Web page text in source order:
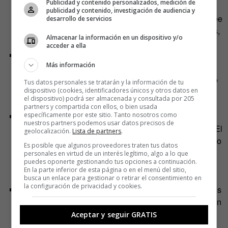
reconocido del Ojo Turco. Representa laprotección
contra las energías negativas y el mal de ojo
. Se cree
que el azul absorbe y neutraliza las malas vibraciones,
protegiendo a quien lo lleva de la envidia y los celos.
Rojo
motivación. El rojo es el color de la pasión y la
determinación, y se dice que quien lleva un Ojo Turco
rojo tiene un espíritu indomable y una voluntad
inquebrantable.
Verde: Este color está íntimamente ligado a la
naturaleza ysimboliza la paz, la armonía y la salud
. El
verde es un recordatorio de la importancia del equilibrio
y la tranquilidad en nuestras vidas, y se supone que
ofrece protección contra enfermedades y malas
energías.
Amarillo o dorado: Estos tonos brillantes son símbolos
. Se asocian con
la riqueza, tanto en términos materiales como
Publicidad y contenido personalizados, medición de
publicidad y contenido, investigación de audiencia y
desarrollo de servicios
Almacenar la información en un dispositivo y/o
acceder a ella
Más información
Tus datos personales se tratarán y la información de tu
dispositivo (cookies, identificadores únicos y otros datos en
el dispositivo) podrá ser almacenada y consultada por 205
partners y compartida con ellos, o bien usada
específicamente por este sitio. Tanto nosotros como
nuestros partners podemos usar datos precisos de
geolocalización. Lista de partners.
Es posible que algunos proveedores traten tus datos
personales en virtud de un interés legítimo, algo a lo que
puedes oponerte gestionando tus opciones a continuación.
En la parte inferior de esta página o en el menú del sitio,
busca un enlace para gestionar o retirar el consentimiento en
la configuración de privacidad y cookies.
Aceptar y seguir GRATIS